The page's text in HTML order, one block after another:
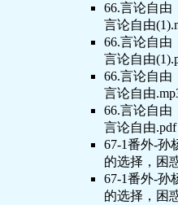
66.言论自由
言论自由
66.言论自由
言论自由
66.言论自由
言论自由
66.言论自由
言论自由.pdf
67-1番外-孙
的选择，困
67-1番外-孙
的选择，困